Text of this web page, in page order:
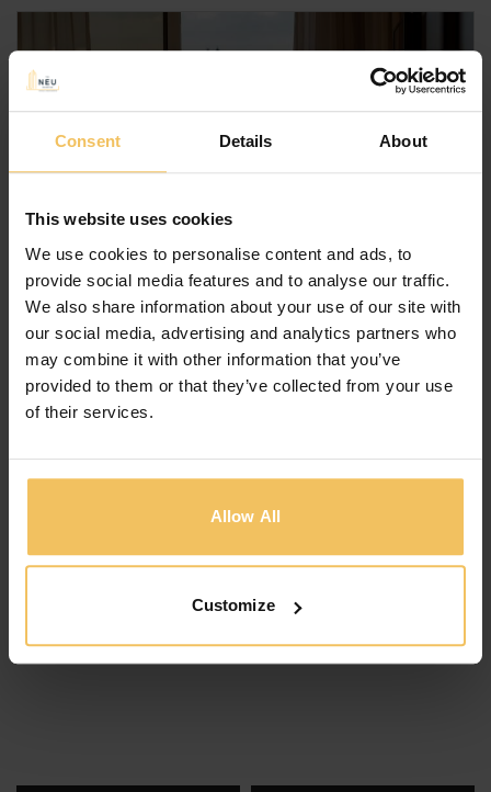
Consent Details About
This website uses cookies
We use cookies to personalise content and ads, to
provide social media features and to analyse our traffic.
We also share information about your use of our site with
our social media, advertising and analytics partners who
may combine it with other information that you’ve
provided to them or that they’ve collected from your use
of their services.
Allow All
Customize
Suite Familiare Con Vista Mare
I lunghi viaggi possono diventare stancanti se non
si hanno i servizi giusti. Le nostre…